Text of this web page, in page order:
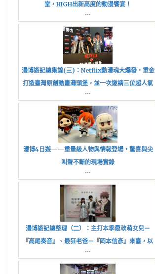
堂，HIGH出新高度的動漫饗宴！
...
漫博遊記總集錦(三)：Netflix動漫魂大爆發，重金
打造臺灣原創動畫灘頭堡，並一次邀請三位超人氣
聲優『小山力也』、『上坂菫』與『木村良平』來
臺宣傳新作！
...
漫博4日遊——重量級人物與情報登場，驚喜與尖
叫聲不斷的現場實錄
...
漫博遊記總整理（二）：主打本季最軟萌女兒－
『高尾奏音』、最狂老爸－『岡本信彥』來臺，以
及『西幽玹歌』劇場版即將上映！
...